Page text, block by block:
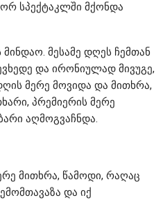
სპექტაკლში მქონდა
მესამე დღეს ჩემთან
და ირონიულად მივუგე,
მერე მოვიდა და მითხრა,
პრემიერის მერე
აღმოგვაჩნდა.
მითხრა, წამოდი, რაღაც
და იქ